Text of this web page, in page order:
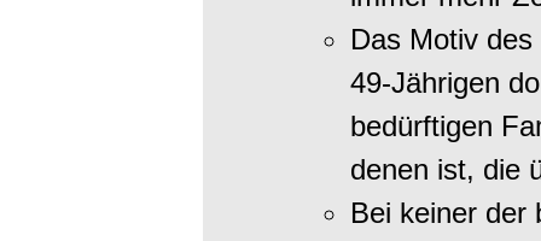
Das Motiv
49-Jährigen
bedürftigen
denen ist, die
Bei keiner der